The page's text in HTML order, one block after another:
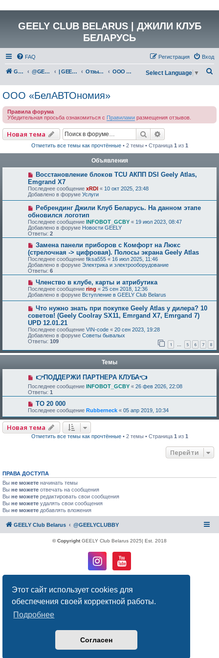
Этот сайт использует cookies для
обеспечения своей корректной работы.
Подробнее
Согласен
GEELY CLUB BELARUS | ДЖИЛИ КЛУБ
БЕЛАРУСЬ
FAQ Вход
Регистрация
GEELY Club Belarus @GEELYCLUBBY | GEELY CLUB BELARUS Отзывы о работе дилерских центров Республики Беларусь ООО «БелАВТОномия»
с
Select Language ▼
ООО «БелАВТОномия»
Правила форума
Убедительная просьба ознакомиться с Правилами размещения отзывов.
Новая тема Поиск
Отметить все темы как прочтённые• 2 темы • Страница 1 из 1
Объявления
Восстановление блоков TCU АКПП DSI Geely Atlas,
Emgrand X7
Последнее сообщение xRDI « 10 окт 2025, 23:48
Добавлено в форуме Услуги
Ребрендинг Джили Клуб Беларусь. На данном этапе
обновился логотип
Последнее сообщение INFOBOT_GCBY « 19 июл 2023, 08:47
Добавлено в форуме Новости GEELY
Ответы: 2
Замена панели приборов с Комфорт на Люкс
(стрелочная -> цифровая). Полосы экрана Geely Atlas
Последнее сообщение fiksa555 « 16 июл 2025, 11:46
Добавлено в форуме Электрика и электрооборудование
Ответы: 6
Членство в клубе, карты и атрибутика
Последнее сообщение ring « 25 сен 2018, 12:36
Добавлено в форуме Вступление в GEELY Club Belarus
Что нужно знать при покупке Geely Atlas у дилера? 10
советов! (Geely Coolray SX11, Emrgand X7, Emrgand 7)
UPD 12.01.21
Последнее сообщение VIN-code « 20 сен 2023, 19:28
Добавлено в форуме Советы бывалых
Ответы: 109 1 … 5 6 7 8
Темы
👉ПОДДЕРЖИ ПАРТНЕРА КЛУБА👈
Последнее сообщение INFOBOT_GCBY « 26 фев 2026, 22:08
Ответы: 1
ТО 20 000
Последнее сообщение Rubberneck « 05 апр 2019, 10:34
Новая тема
Отметить все темы как прочтённые• 2 темы • Страница 1 из 1
Перейти
ПРАВА ДОСТУПА
Вы не можете начинать темы
Вы не можете отвечать на сообщения
Вы не можете редактировать свои сообщения
Вы не можете удалять свои сообщения
Вы не можете добавлять вложения
GEELY Club Belarus @GEELYCLUBBY
© CopyrightGEELY Club Belarus 2025| Est. 2018
Русская поддержка phpBB
Конфиденциальность |